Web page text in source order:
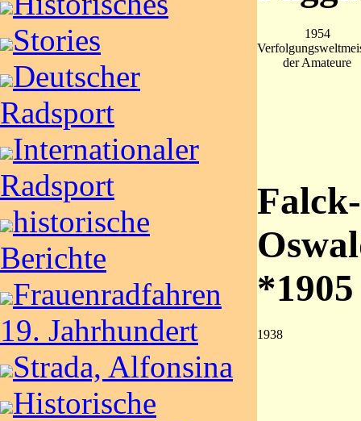
Stories
Deutscher
Radsport
Internationaler
Radsport
historische
Berichte
Frauenradfahren
19. Jahrhundert
Strada, Alfonsina
Historische
1954
der Amateure
*1905
1938